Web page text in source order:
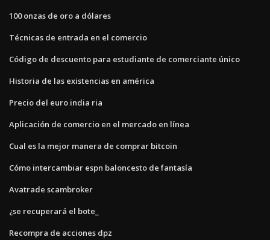
100 onzas de oro a dólares
Técnicas de entrada en el comercio
Código de descuento para estudiante de comerciante único
Historia de las existencias en américa
Precio del euro india ria
Aplicación de comercio en el mercado en línea
Cual es la mejor manera de comprar bitcoin
Cómo intercambiar espn baloncesto de fantasía
Avatrade scambroker
¿se recuperará el bote_
Recompra de acciones dpz